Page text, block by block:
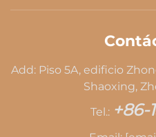
Add: Piso 5A, edificio
Shaoxing,
Tel.: +86-